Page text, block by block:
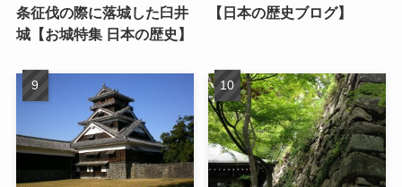
条征伐の際に落城した臼井
城【お城特集 日本の歴史】
【日本の歴史ブログ】